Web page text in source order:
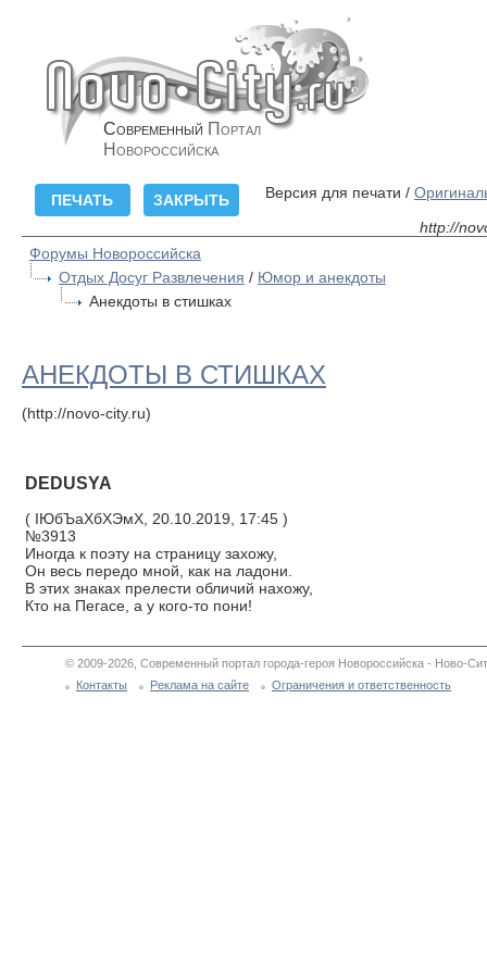
Современный Портал
Новороссийска
Версия для печати /
http://
Форумы Новороссийска
Отдых Досуг Развлечения / Юмор и анекдоты
Анекдоты в стишках
АНЕКДОТЫ В СТИШКАХ
(http://novo-city.ru)
DEDUSYA
( ІЮбЪаХбХЭмХ, 20.10.2019, 17:45 )
№3913
Иногда к поэту на страницу захожу,
Он весь передо мной, как на ладони.
В этих знаках прелести обличий нахожу,
Кто на Пегасе, а у кого-то пони!
© 2009-2026, Современный портал города-героя Новороссийска - Ново-
Контакты
Реклама на сайте Ограничения и ответственность